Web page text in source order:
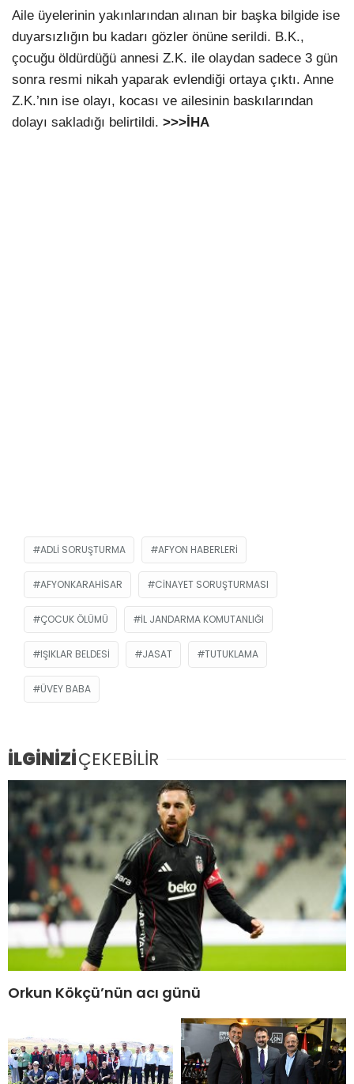
Aile üyelerinin yakınlarından alınan bir başka bilgide ise
duyarsızlığın bu kadarı gözler önüne serildi. B.K.,
çocuğu öldürdüğü annesi Z.K. ile olaydan sadece 3 gün
sonra resmi nikah yaparak evlendiği ortaya çıktı. Anne
Z.K.’nın ise olayı, kocası ve ailesinin baskılarından
dolayı sakladığı belirtildi. >>>İHA
ADLI SORUŞTURMA AFYON HABERLERI
AFYONKARAHISAR CINAYET SORUŞTURMASI
ÇOCUK ÖLÜMÜ İL JANDARMA KOMUTANLIĞI
IŞIKLAR BELDESI JASAT TUTUKLAMA
ÜVEY BABA
İLGİNİZİÇEKEBİLİR
Orkun Kökçü’nün acı günü